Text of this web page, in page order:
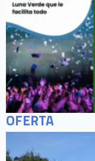
OFERTA